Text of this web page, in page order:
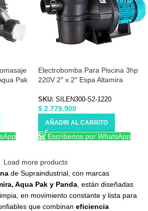
Pak
Electrobomba Para Piscina 3hp
220V 2″ x 2″ Espa Altamira
SKU: SILEN300-S2-1220
$ 2.779.900
AÑADIR AL CARRITO
Escríbenos por WhatsApp
Load more products
de Supraindustrial, con marcas
Aqua Pak y Panda , están diseñadas
en movimiento constante y lista para
que combinan eficiencia